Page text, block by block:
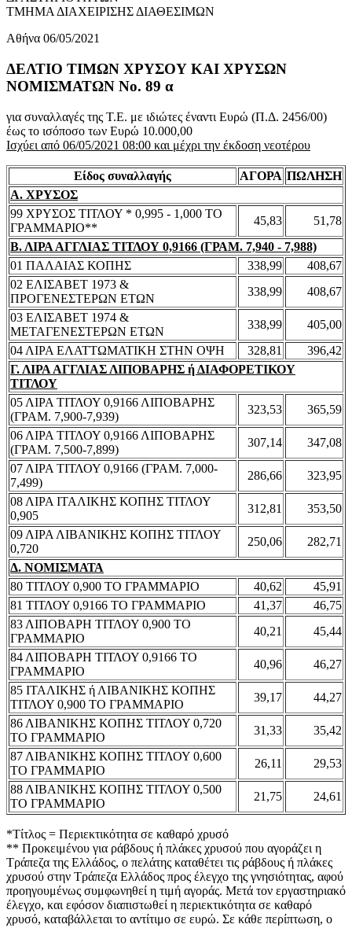
ΤΜΗΜΑ ΔΙΑΧΕΙΡΙΣΗΣ ΔΙΑΘΕΣΙΜΩΝ
Αθήνα 06/05/2021
ΔΕΛΤΙΟ ΤΙΜΩΝ ΧΡΥΣΟΥ ΚΑΙ ΧΡΥΣΩΝ
ΝΟΜΙΣΜΑΤΩΝ No. 89 α
για συναλλαγές της Τ.Ε. με ιδιώτες έναντι Ευρώ (Π.Δ. 2456/00)
έως το ισόποσο των Ευρώ 10.000,00
Ισχύει από 06/05/2021 08:00 και μέχρι την έκδοση νεοτέρου
Είδος συναλλαγής ΑΓΟΡΑ ΠΩΛΗΣΗ
Α. ΧΡΥΣΟΣ
99 ΧΡΥΣΟΣ ΤΙΤΛΟΥ * 0,995 - 1,000 ΤΟ
ΓΡΑΜΜΑΡΙΟ**
45,83
51,78
Β. ΛΙΡΑ ΑΓΓΛΙΑΣ ΤΙΤΛΟΥ 0,9166 (ΓΡΑΜ. 7,940 - 7,988)
01 ΠΑΛΑΙΑΣ ΚΟΠΗΣ
338,99
408,67
02 ΕΛΙΣΑΒΕΤ 1973 &
ΠΡΟΓΕΝΕΣΤΕΡΩΝ ΕΤΩΝ
338,99
408,67
03 ΕΛΙΣΑΒΕΤ 1974 &
ΜΕΤΑΓΕΝΕΣΤΕΡΩΝ ΕΤΩΝ
338,99
405,00
04 ΛΙΡΑ ΕΛΑΤΤΩΜΑΤΙΚΗ ΣΤΗΝ ΟΨΗ
328,81
396,42
Γ. ΛΙΡΑ ΑΓΓΛΙΑΣ ΛΙΠΟΒΑΡΗΣ ή ΔΙΑΦΟΡΕΤΙΚΟΥ
ΤΙΤΛΟΥ
05 ΛΙΡΑ ΤΙΤΛΟΥ 0,9166 ΛΙΠΟΒΑΡΗΣ
(ΓΡΑΜ. 7,900-7,939)
323,53
365,59
06 ΛΙΡΑ ΤΙΤΛΟΥ 0,9166 ΛΙΠΟΒΑΡΗΣ
(ΓΡΑΜ. 7,500-7,899)
307,14
347,08
07 ΛΙΡΑ ΤΙΤΛΟΥ 0,9166 (ΓΡΑΜ. 7,000-
7,499)
286,66
323,95
08 ΛΙΡΑ ΙΤΑΛΙΚΗΣ ΚΟΠΗΣ ΤΙΤΛΟΥ
0,905
312,81
353,50
09 ΛΙΡΑ ΛΙΒΑΝΙΚΗΣ ΚΟΠΗΣ ΤΙΤΛΟΥ
0,720
250,06
282,71
Δ. ΝΟΜΙΣΜΑΤΑ
80 ΤΙΤΛΟΥ 0,900 ΤΟ ΓΡΑΜΜΑΡΙΟ
40,62
45,91
81 ΤΙΤΛΟΥ 0,9166 ΤΟ ΓΡΑΜΜΑΡΙΟ
41,37
46,75
83 ΛΙΠΟΒΑΡΗ ΤΙΤΛΟΥ 0,900 ΤΟ
ΓΡΑΜΜΑΡΙΟ
40,21
45,44
84 ΛΙΠΟΒΑΡΗ ΤΙΤΛΟΥ 0,9166 ΤΟ
ΓΡΑΜΜΑΡΙΟ
40,96
46,27
85 ΙΤΑΛΙΚΗΣ ή ΛΙΒΑΝΙΚΗΣ ΚΟΠΗΣ
ΤΙΤΛΟΥ 0,900 ΤΟ ΓΡΑΜΜΑΡΙΟ
39,17
44,27
86 ΛΙΒΑΝΙΚΗΣ ΚΟΠΗΣ ΤΙΤΛΟΥ 0,720
ΤΟ ΓΡΑΜΜΑΡΙΟ
31,33
35,42
87 ΛΙΒΑΝΙΚΗΣ ΚΟΠΗΣ ΤΙΤΛΟΥ 0,600
ΤΟ ΓΡΑΜΜΑΡΙΟ
26,11
29,53
88 ΛΙΒΑΝΙΚΗΣ ΚΟΠΗΣ ΤΙΤΛΟΥ 0,500
ΤΟ ΓΡΑΜΜΑΡΙΟ
21,75 24,61
*Τίτλος = Περιεκτικότητα σε καθαρό χρυσό
** Προκειμένου για ράβδους ή πλάκες χρυσού που αγοράζει η
Τράπεζα της Ελλάδος, ο πελάτης καταθέτει τις ράβδους ή πλάκες
χρυσού στην Τράπεζα Ελλάδος προς έλεγχο της γνησιότητας, αφού
προηγουμένως συμφωνηθεί η τιμή αγοράς. Μετά τον εργαστηριακό
έλεγχο, και εφόσον διαπιστωθεί η περιεκτικότητα σε καθαρό
χρυσό, καταβάλλεται το αντίτιμο σε ευρώ. Σε κάθε περίπτωση, ο